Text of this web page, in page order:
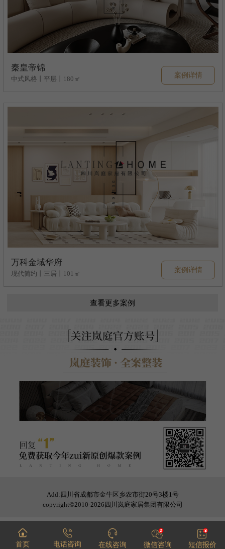
秦皇帝锦
中式风格丨平层丨180㎡ 案例详情
万科金域华府
现代简约丨三居丨101㎡ 案例详情
查看更多案例
Add:四川省成都市金牛区乡农市街20号3楼1号
copyright©2010-2026四川岚庭家居集团有限公司
首页 电话咨询 在线咨询 微信咨询 短信报价